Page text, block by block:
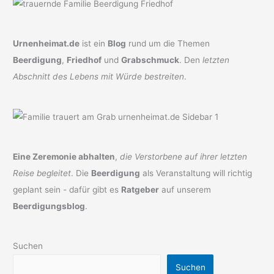
Urnenheimat.de ist ein Blog rund um die Themen
Beerdigung, Friedhof undGrabschmuck. Denletzten
Abschnitt des Lebens mit Würde bestreiten.
Eine Zeremonie abhalten,die Verstorbene auf ihrer letzten
Reise begleitet. Die Beerdigung als Veranstaltung will richtig
geplant sein - dafür gibt es Ratgeber auf unserem
Beerdigungsblog.
Suchen
Suchen